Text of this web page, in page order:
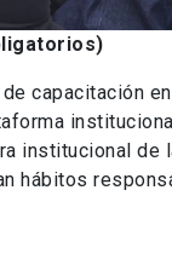
capacitación
institucional de
hábitos